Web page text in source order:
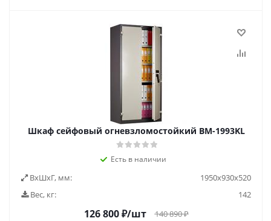
Шкаф сейфовый огневзломостойкий BM-1993KL
Есть в наличии
ВxШxГ, мм:
1950х930х520
Вес, кг:
142
126 800₽/шт 140 890₽